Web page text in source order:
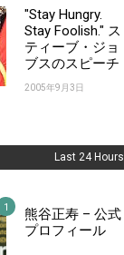
"Stay Hungry.
Stay Foolish." ス
ティーブ・ジョ
ブスのスピーチ
2005年9月3日
Last 24 Hours
熊谷正寿 – 公式
プロフィール